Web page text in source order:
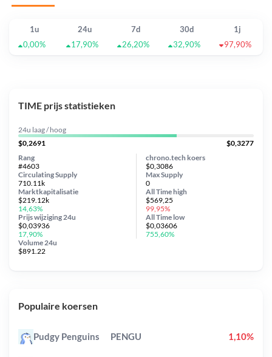
1u 24u 7d 30d
1j
0,00%
17,90% 26,20% 32,90% 97,90%
TIME prijs statistieken
24u laag / hoog
$0,2691
$0,3277
chrono.tech koers
$0,3086
Circulating Supply
710.11k
Prijs wijziging 24u
$0,03936
17,90%
Max Supply
0
Marktkapitalisatie
$219.12k
14,63%
Volume 24u
$891.22
Rang
#4603
All Timehigh
$569,25
99,95%
All Time low
$0,03606
755,60%
Populaire koersen
Pudgy Penguins PENGU 1,10%